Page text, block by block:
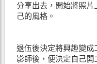
分享出去，開始將照片
己的風格。
退伍後決定將興趣變
影師後，便決定自己